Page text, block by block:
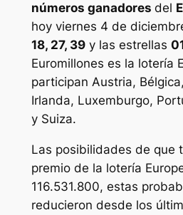
números ganadores del
hoy viernes 4 de
18, 27, 39y las estrellas
Euromillones es la lotería
participan Austria,
Irlanda, Luxemburgo,
y Suiza.
Las posibilidades de que
premio de la lotería
116.531.800, estas
reducieron desde los